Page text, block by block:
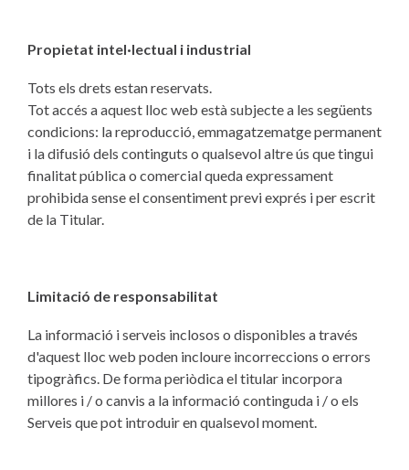
Propietat intel·lectual i industrial
Tots els drets estan reservats.
Tot accés a aquest lloc web està subjecte a les següents
condicions: la reproducció, emmagatzematge permanent
i la difusió dels continguts o qualsevol altre ús que tingui
finalitat pública o comercial queda expressament
prohibida sense el consentiment previ exprés i per escrit
de la Titular.
Limitació de responsabilitat
La informació i serveis inclosos o disponibles a través
d'aquest lloc web poden incloure incorreccions o errors
tipogràfics. De forma periòdica el titular incorpora
millores i / o canvis a la informació continguda i / o els
Serveis que pot introduir en qualsevol moment.